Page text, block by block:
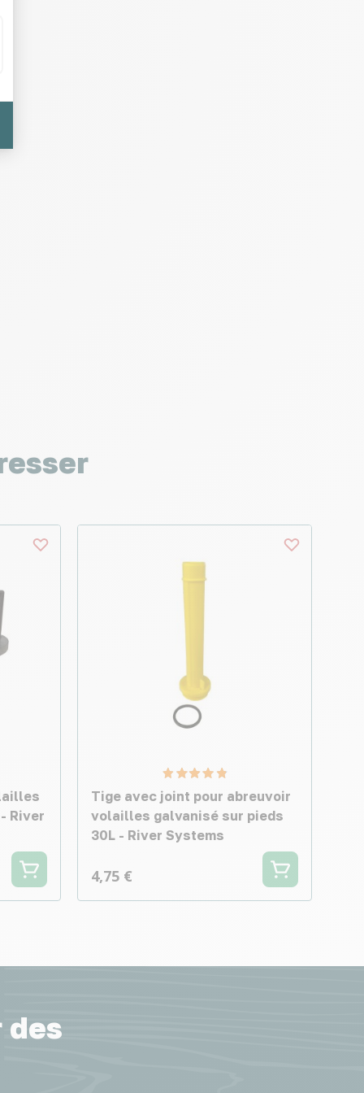
River
Tige avec joint pour abreuvoir
volailles galvanisé sur pieds
30L - River Systems
4,75 €
des